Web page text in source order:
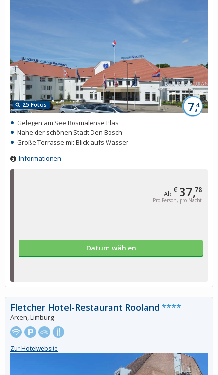
Ab € 37,78
Pro Person, pro Nacht
Datum wählen
25 Fotos 7,4
Gelegen am See Rosmalense Plas
Nahe der schönen Stadt Den Bosch
Große Terrasse mit Blick aufs Wasser
Informationen
Fletcher Hotel-Restaurant Rooland ****
Arcen, Limburg
Zur Hotelwebsite